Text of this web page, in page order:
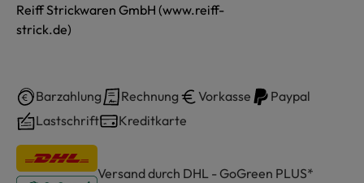
Reiff Strickwaren GmbH (www.reiff-
strick.de)
Barzahlung Rechnung Vorkasse
Paypal
Lastschrift
Kreditkarte
Versand durch DHL - GoGreen PLUS*